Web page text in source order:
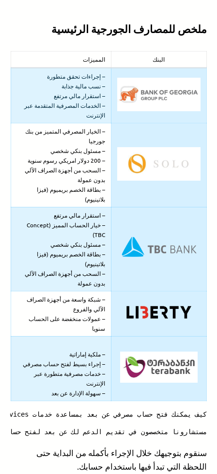
ملخص للمصارف الجورجية الرئيسية
البنك المميزات
– إجراءات تحقق متطورة
– نسب مالية جذابة
– استقرار مالي مرتفع
– الخدمات المصرفية المتقدمة عبر
الإنترنت
– الخيار المصرفي المتميز من بنك
جورجيا
– مسئول بنكي شخصي
– 200 دولار امريكي رسوم سنوية
– السحب من أجهزة الصراف الآلي
بدون عمولة
– بطاقة الخصم بريميوم (فيزا
بلاتينيوم)
– استقرار مالي مرتفع
– خيار الحساب المميز (Concept
TBC)
– مسئول بنكي شخصي
– بطاقة الخصم بريميوم (فيزا
بلاتينيوم)
– السحب من أجهزة الصراف الآلي
بدون عمولة
– شبكة واسعة من أجهزة الصراف
الآلي والفروع
– عمولات منخفضة على الحساب
سنويا
– ملكية إماراتية
– إجراء بسيط لفتح حساب مصرفي
– خدمات مصرفية متطورة عبر
الإنترنت
– سهولة الإدارة عن بعد
كيف يمكنك فتح حساب مصرفي عن بعد بمساعدة خدمات PB Services
مستشارونا متخصصون في تقديم الدعم لك عن بعد لفتح حساب
سنقوم بتوجيهك خلال الإجراء بأكمله من البداية حتى
اللحظة التي تبدأ فيها باستخدام حسابك.